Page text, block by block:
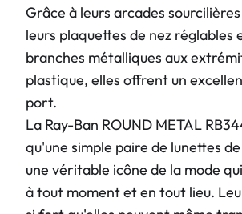
Grâce à leurs arcades
leurs plaquettes de nez réglables
branches métalliques aux
plastique, elles offrent un
port.
La Ray-Ban ROUND METAL
qu'une simple paire de lunettes
une véritable icône de la mode
à tout moment et en tout lieu.